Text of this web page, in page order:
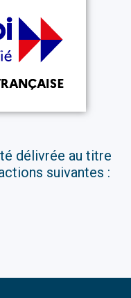
délivrée au titre
suivantes :